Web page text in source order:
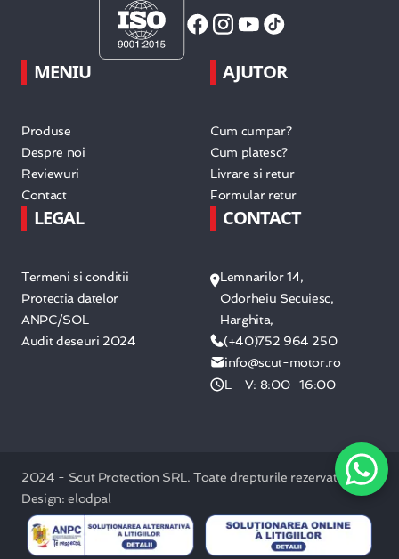
MENIU
Produse
Despre noi
Reviewuri
Contact
AJUTOR
Cum cumpar?
Cum platesc?
Livrare si retur
Formular retur
LEGAL
Termeni si conditii
Protectia datelor
ANPC/SOL
Audit deseuri 2024
CONTACT
Lemnarilor 14,
Odorheiu Secuiesc,
Harghita,
(+40)752 964 250
info@scut-motor.ro
L - V: 8:00- 16:00
2024 - Scut Protection SRL. Toate drepturile rezervate. /
Design: elodpal